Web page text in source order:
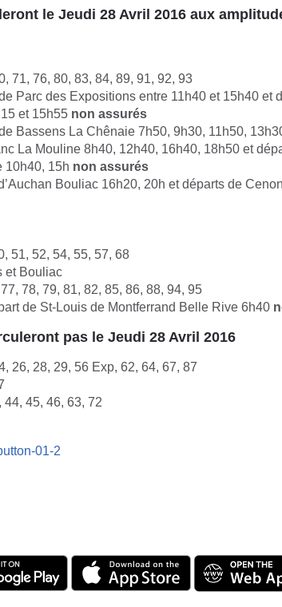
le Jeudi 28 Avril 2016 aux
71, 76, 80, 83, 84, 89, 91, 92, 93
Parc des Expositions entre 11h40 et 15h40 et
et 15h55 non assurés
Bassens La Chênaie 7h50, 9h30, 11h50,
La Mouline 8h40, 12h40, 16h40, 18h50 et
10h40, 15h non assurés
Bouliac 16h20, 20h et départs de
51, 52, 54, 55, 57, 68
et Bouliac
78, 79, 81, 82, 85, 86, 88, 94, 95
de St-Louis de Montferrand Belle Rive 6h40
pas le Jeudi 28 Avril 2016
26, 28, 29, 56 Exp, 62, 64, 67, 87
44, 45, 46, 63, 72